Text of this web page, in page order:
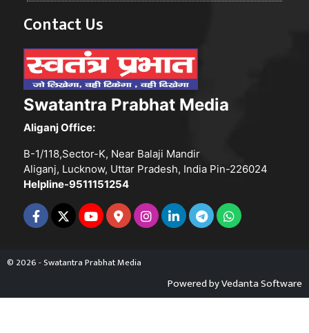
Contact Us
Swatantra Prabhat Media
Aliganj Office:
B-1/118,Sector-K, Near Balaji Mandir
Aliganj, Lucknow, Uttar Pradesh, India Pin-226024
Helpline-9511151254
© 2026 - Swatantra Prabhat Media
Powered byVedanta Software